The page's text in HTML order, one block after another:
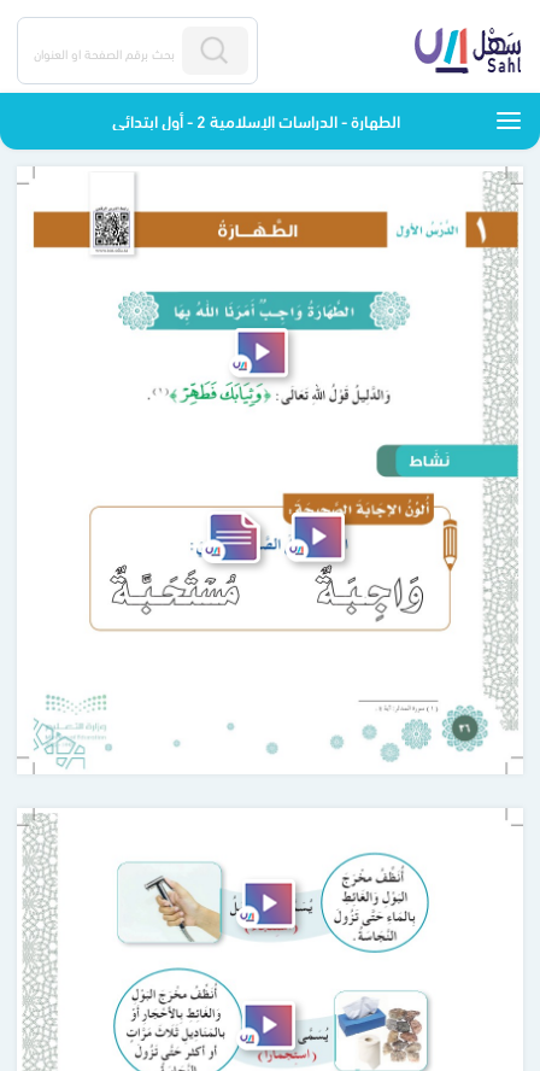
الطهارة - الدراسات الإسلامية 2 - أول ابتدائي